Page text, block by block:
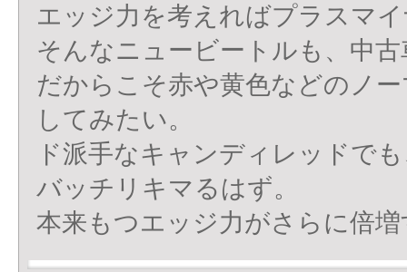
エッジ力を考えればプラスマ
そんなニュービートルも、中
だからこそ赤や黄色などのノ
してみたい。
ド派手なキャンディレッドで
バッチリキマるはず。
本来もつエッジ力がさらに倍